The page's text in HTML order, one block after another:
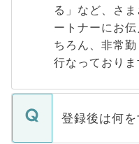
る」など、さ
ートナーにお
ちろん、非常
行なっておりま
登録後は何